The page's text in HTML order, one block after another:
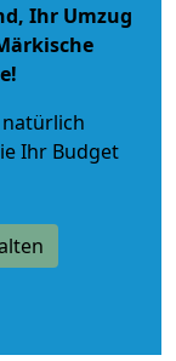
Ihr Umzug
Ihr Budget